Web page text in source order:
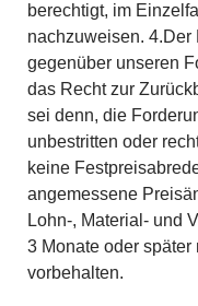
berechtigt, im
nachzuweisen. 4.Der
gegenüber unseren
das Recht zur
sei denn, die
unbestritten oder
keine
angemessene
Lohn-, Material- und
3 Monate oder
vorbehalten.